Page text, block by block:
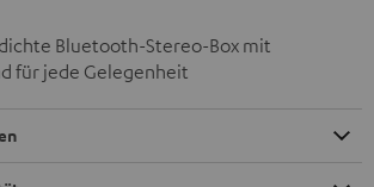
Bluetooth-Stereo-Box mit
für jede Gelegenheit